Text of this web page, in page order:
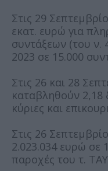
Στις 29
εκατ. ευρώ για
συντάξεων (του ν.
2023 σε 15.000
Στις 26 και 28
καταβληθούν 2,18
κύριες και
Στις 26
2.023.034 ευρώ σε
παροχές του τ.